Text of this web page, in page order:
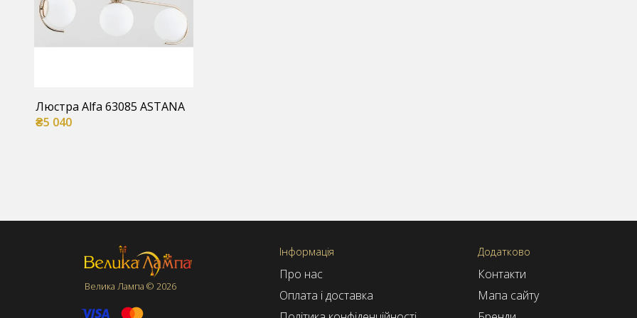
Люстра Alfa 63085 ASTANA
₴5 040
Велика Лампа © 2026
Інформація
Про нас
Оплата і доставка
Додатково
Контакти
Мапа сайту